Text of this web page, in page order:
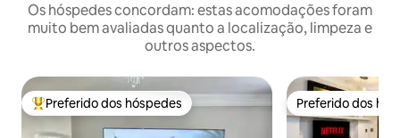
Os hóspedes concordam: estas acomodações foram
muito bem avaliadas quanto a localização, limpeza e
outros aspectos.
Entre os melhores preferidos dos hóspedes
Preferido dos hóspedes Preferido dos
Preferido dos